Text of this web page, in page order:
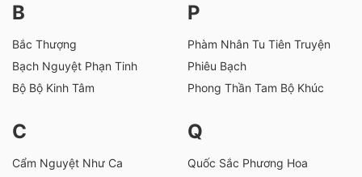
B
Bắc Thượng
Bạch Nguyệt Phạn Tinh
Bộ Bộ Kinh Tâm
C
Cẩm Nguyệt Như Ca
P
Phàm Nhân Tu Tiên Truyện
Phiêu Bạch
Phong Thần Tam Bộ Khúc
Q
Quốc Sắc Phương Hoa